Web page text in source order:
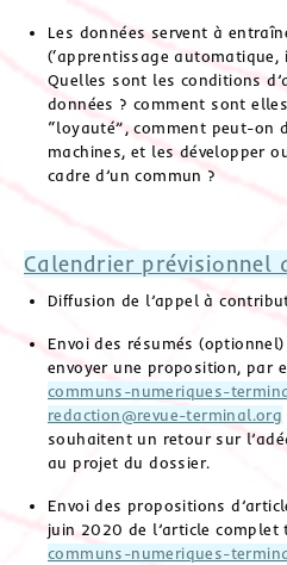
Les données servent à
(‘apprentissage automatique,
Quelles sont les conditions
données ? comment sont
“loyauté”, comment peut-on
machines, et les développer
cadre d’un commun ?
Calendrier prévisionnel
Diffusion de l’appel à
Envoi des résumés
envoyer une proposition, par
communs-numeriques-
redaction@revue-terminal.org
souhaitent un retour sur
au projet du dossier.
Envoi des propositions
juin 2020 de l’article
communs-numeriques-